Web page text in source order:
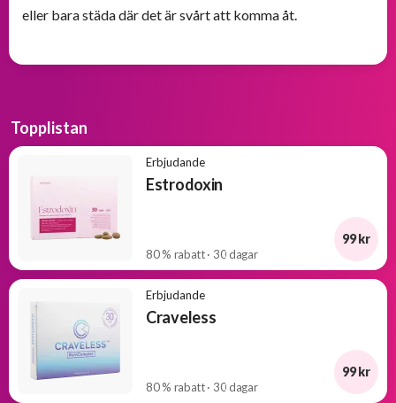
eller bara städa där det är svårt att komma åt.
Topplistan
Erbjudande
Estrodoxin
80 % rabatt · 30 dagar
99 kr
Erbjudande
Craveless
80 % rabatt · 30 dagar
99 kr